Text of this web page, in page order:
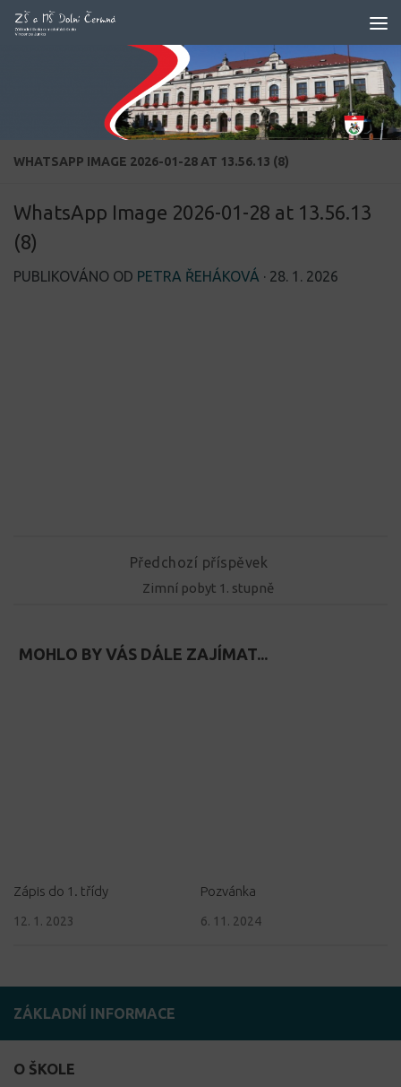
Skip to content
WHATSAPP IMAGE 2026-01-28 AT 13.56.13 (8)
WhatsApp Image 2026-01-28 at 13.56.13
(8)
PUBLIKOVÁNO OD PETRA ŘEHÁKOVÁ · 28. 1. 2026
Předchozí příspěvek
Zimní pobyt 1. stupně
MOHLO BY VÁS DÁLE ZAJÍMAT...
Zápis do 1. třídy
12. 1. 2023
Pozvánka
6. 11. 2024
ZÁKLADNÍ INFORMACE
O ŠKOLE